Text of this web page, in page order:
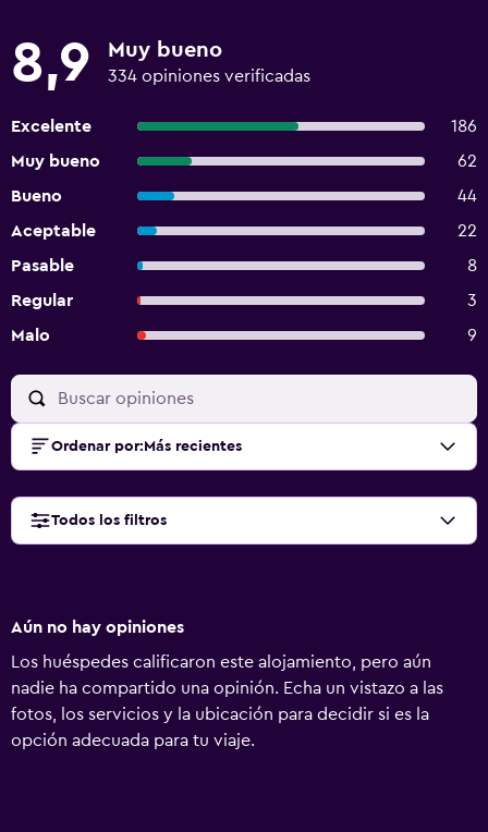
8,9 Muy bueno
334 opiniones verificadas
Excelente
186
Muy bueno
62
Bueno
44
Aceptable
22
Pasable
8
Regular
3
Malo
9
Ordenar por: Más recientes
Todos los filtros
Aún no hay opiniones
Los huéspedes calificaron este alojamiento, pero aún
nadie ha compartido una opinión. Echa un vistazo a las
fotos, los servicios y la ubicación para decidir si es la
opción adecuada para tu viaje.